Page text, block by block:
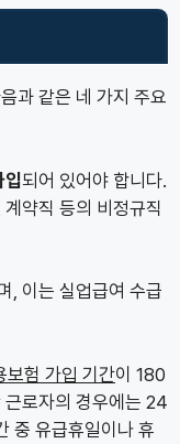
과 같은 네 가지 주요
되어 있어야 합니다.
약직 등의 비정규직
, 이는 실업급여 수급
보험 가입 기간이 180
근로자의 경우에는 24
중 유급휴일이나 휴